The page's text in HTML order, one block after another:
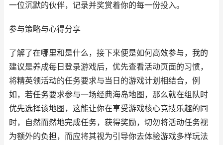
一位沉默的伙伴，记录并奖赏着你的每一份投入。
参与策略与心得分享
了解了在哪里和是什么，接下来便是如何高效参与，我的
建议是养成每日登录游戏后，优先查看活动页面的习惯，
将精英领活动的任务要求与当日的游戏计划相结合，例
如，若任务要求参与一场经典海岛地图，那么就在组队时
优先选择该地图，这能让你在享受游戏核心竞技乐趣的同
时，自然而然地完成任务，获得奖励，切勿将活动任务视
为额外的负担，而应将其视为引导你去体验游戏多样玩法